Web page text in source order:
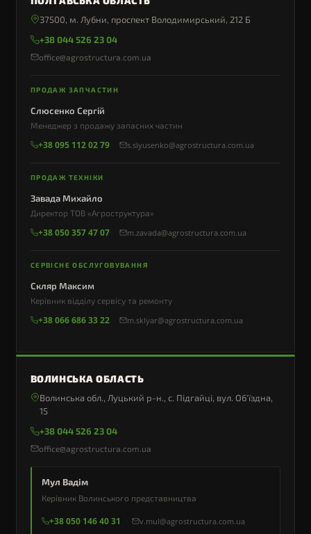
37500, м. Лубни, проспект Володимирський, 212 Б
+38 044 526 23 04
office@agrostructura.com.ua
ПРОДАЖ ЗАПЧАСТИН
Слюсенко Сергій
Менеджер з продажу запасних частин
+38 095 112 02 79 s.slyusenko@agrostructura.com.ua
ПРОДАЖ ТЕХНІКИ
Завада Михайло
Директор ТОВ «Агроструктура»
+38 050 357 47 07 m.zavada@agrostructura.com.ua
СЕРВІСНЕ ОБСЛУГОВУВАННЯ
Скляр Максим
Керівник відділу сервісу та ремонту
+38 066 686 33 22 m.sklyar@agrostructura.com.ua
ВОЛИНСЬКА ОБЛАСТЬ
Волинська обл., Луцький р-н., с. Підгайці, вул. Об'їздна,
15
+38 044 526 23 04
office@agrostructura.com.ua
Мул Вадім
Керівник Волинського представництва
+38 050 146 40 31 v.mul@agrostructura.com.ua